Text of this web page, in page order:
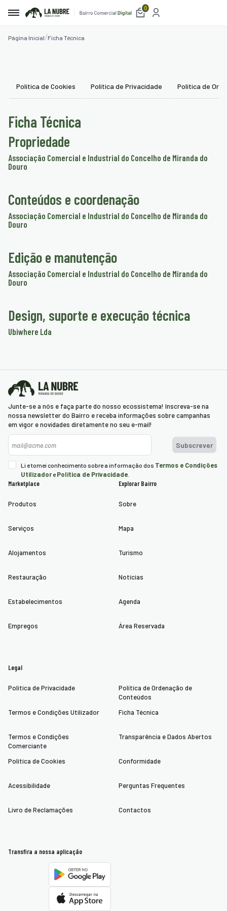
0
Página Inicial Ficha Técnica
Política de Cookies Política de Privacidade Política de
Ficha Técnica
Propriedade
Associação Comercial e Industrial do Concelho de Miranda do
Douro
Conteúdos e coordenação
Associação Comercial e Industrial do Concelho de Miranda do
Douro
Edição e manutenção
Associação Comercial e Industrial do Concelho de Miranda do
Douro
Design, suporte e execução técnica
Ubiwhere Lda
Junte-se a nós e faça parte do nosso ecossistema! Inscreva-se na
nossa newsletter do Bairro e receba informações sobre campanhas
em vigor e novidades diretamente no seu e-mail!
Subscrever
Li e tomei conhecimento sobre a informação dos Termos e Condições
Utilizador ePolítica de Privacidade
Marketplace
Produtos
Serviços
Alojamentos
Restauração
Estabelecimentos
Empregos
Explorar Bairro
Sobre
Mapa
Turismo
Notícias
Agenda
Área Reservada
Legal
Política de Privacidade
Termos e Condições Utilizador
Termos e Condições
Comerciante
Política de Cookies
Acessibilidade
Livro de Reclamações
Política de Ordenação de
Conteúdos
Ficha Técnica
Transparência e Dados Abertos
Conformidade
Perguntas Frequentes
Contactos
Transfira a nossa aplicação